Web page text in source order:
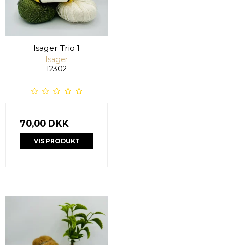
Isager Trio 1
Isager
12302
70,00 DKK
VIS PRODUKT